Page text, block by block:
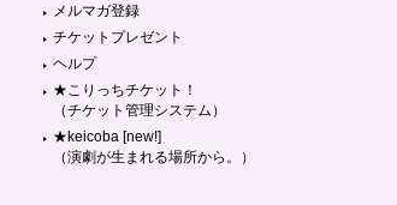
メルマガ登録
チケットプレゼント
ヘルプ
★こりっちチケット！
（チケット管理システム）
★keicoba [new!]
（演劇が生まれる場所から。）